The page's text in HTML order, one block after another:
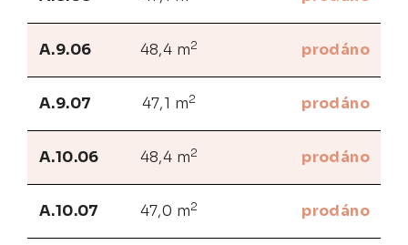
A.9.06 48,4 m2 prodáno
A.9.07 47,1 m2 prodáno
A.10.06 48,4 m2 prodáno
A.10.07 47,0 m2 prodáno